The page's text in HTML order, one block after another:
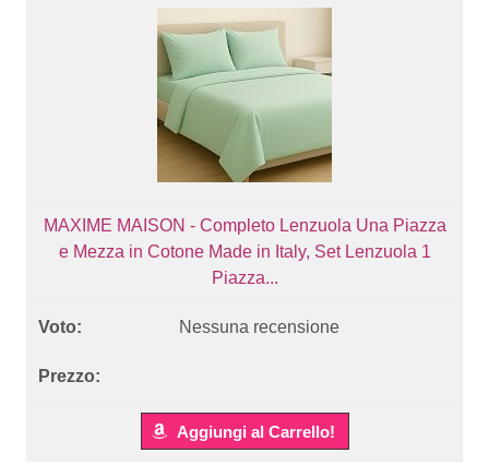
MAXIME MAISON - Completo Lenzuola Una Piazza
e Mezza in Cotone Made in Italy, Set Lenzuola 1
Piazza...
Nessuna recensione
Aggiungi al Carrello!